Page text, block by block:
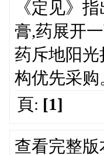
《定见》
膏,药展开
药斥地阳
构优先采购
頁: [1]
查看完整版